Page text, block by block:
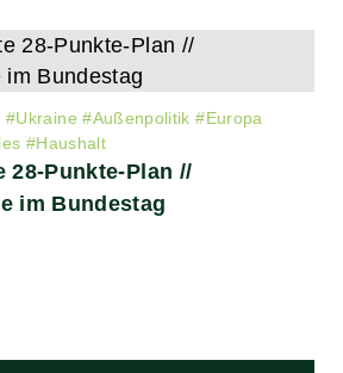
#Ukraine #Außenpolitik #Europa
#Haushalt
28-Punkte-Plan //
im Bundestag